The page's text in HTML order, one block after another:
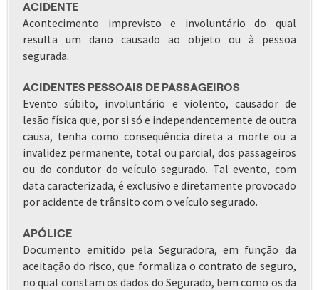
ACIDENTE
Acontecimento imprevisto e involuntário do qual
resulta um dano causado ao objeto ou à pessoa
segurada.
ACIDENTES PESSOAIS DE PASSAGEIROS
Evento súbito, involuntário e violento, causador de
lesão física que, por si só e independentemente de outra
causa, tenha como conseqüência direta a morte ou a
invalidez permanente, total ou parcial, dos passageiros
ou do condutor do veículo segurado. Tal evento, com
data caracterizada, é exclusivo e diretamente provocado
por acidente de trânsito com o veículo segurado.
APÓLICE
Documento emitido pela Seguradora, em função da
aceitação do risco, que formaliza o contrato de seguro,
no qual constam os dados do Segurado, bem como os da